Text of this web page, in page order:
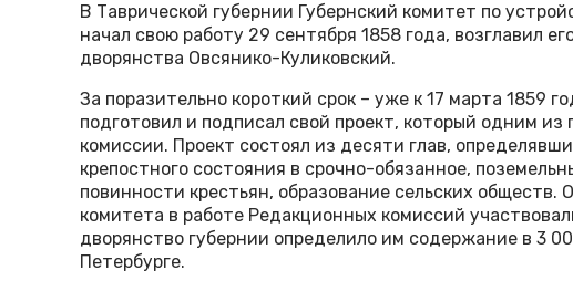
В Таврической губернии Губернский комитет по
начал свою работу 29 сентября 1858 года, возглавил
дворянства Овсянико-Куликовский.
За поразительно короткий срок – уже к 17 марта 1859
подготовил и подписал свой проект, который одним
комиссии. Проект состоял из десяти глав,
крепостного состояния в срочно-обязанное,
повинности крестьян, образование сельских обществ.
комитета в работе Редакционных комиссий
дворянство губернии определило им содержание в 3
Петербурге.